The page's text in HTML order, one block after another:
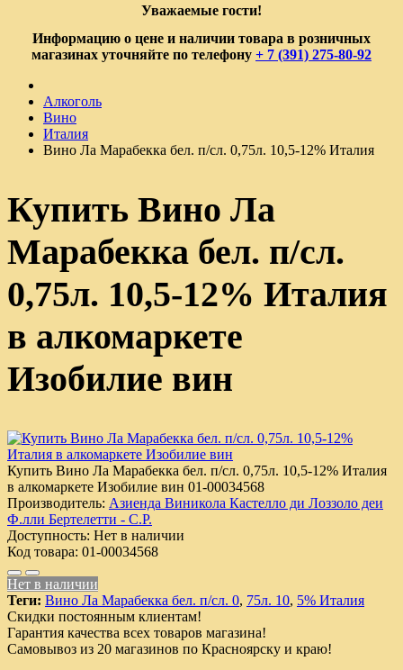
Уважаемые гости!
Информацию о цене и наличии товара в розничных
магазинах уточняйте по телефону + 7 (391) 275-80-92
Алкоголь
Вино
Италия
Вино Ла Марабекка бел. п/сл. 0,75л. 10,5-12% Италия
Купить Вино Ла
Марабекка бел. п/сл.
0,75л. 10,5-12% Италия
в алкомаркете
Изобилие вин
Купить Вино Ла Марабекка бел. п/сл. 0,75л. 10,5-12% Италия
в алкомаркете Изобилие вин 01-00034568
Производитель: Азиенда Виникола Кастелло ди Лоззоло деи
Ф.лли Бертелетти - С.Р.
Доступность: Нет в наличии
Код товара: 01-00034568
Нет в наличии
Теги: Вино Ла Марабекка бел. п/сл. 0, 75л. 10, 5% Италия
Скидки постоянным клиентам!
Гарантия качества всех товаров магазина!
Самовывоз из 20 магазинов по Красноярску и краю!